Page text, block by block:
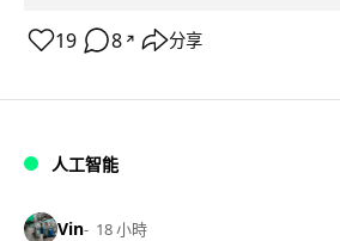
19 8 ↗ 分享
人工智能
Vin 18 小時